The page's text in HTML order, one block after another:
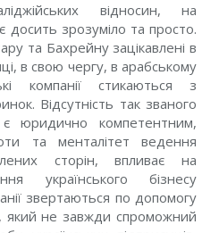
відносин, на
досить зрозуміло та просто.
та Бахрейну зацікавлені в
в свою чергу, в арабському
компанії стикаються з
Відсутність так званого
є юридично компетентним,
та менталітет ведення
сторін, впливає на
українського бізнесу
звертаються по допомогу
який не завжди спроможний